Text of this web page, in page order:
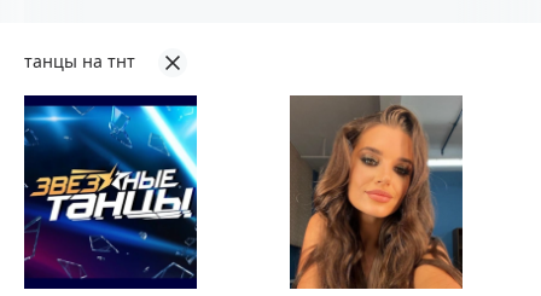
танцы на тнт